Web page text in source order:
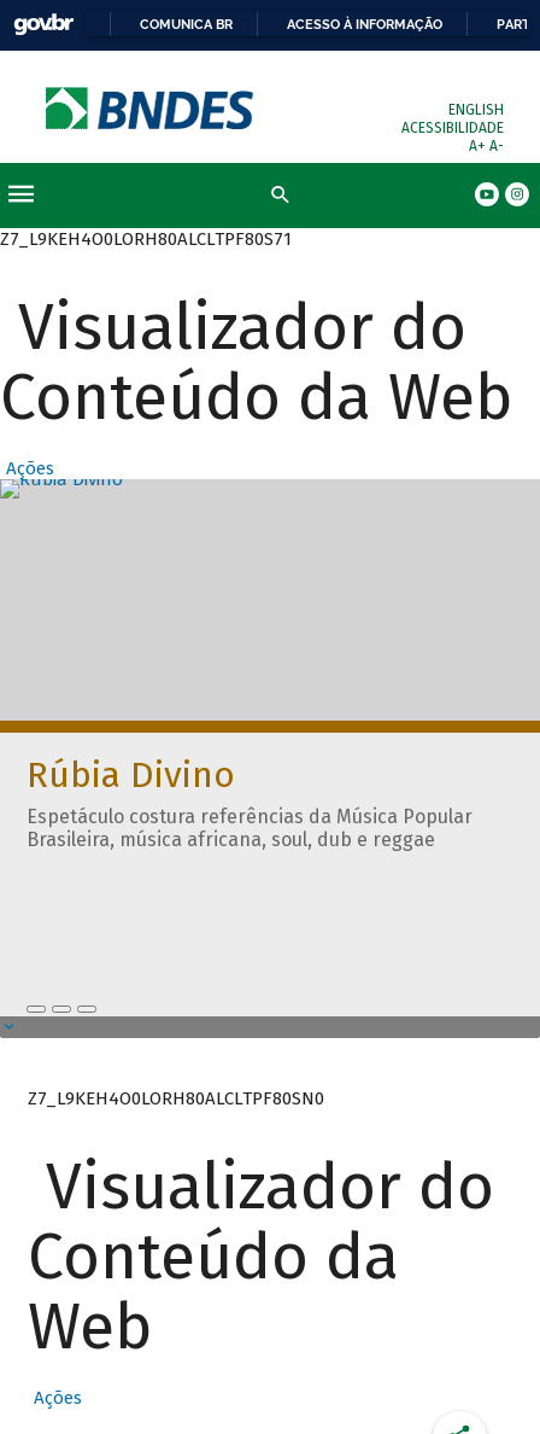
COMUNICA BR ACESSO À INFORMAÇÃO
ENGLISH
ACESSIBILIDADE
A+ A-
Z7_L9KEH4O0LORH80ALCLTPF80S71
Visualizador do
Conteúdo da Web
Ações
Destaques
Rúbia Divino
Espetáculo costura referências da Música Popular
Brasileira, música africana, soul, dub e reggae
Z7_L9KEH4O0LORH80ALCLTPF80SN0
Visualizador do
Conteúdo da
Web
Ações